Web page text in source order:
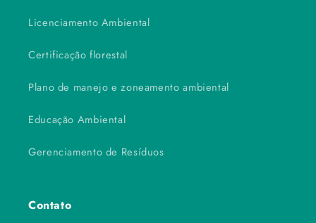
Licenciamento Ambiental
Certificação florestal
Plano de manejo e zoneamento ambiental
Educação Ambiental
Gerenciamento de Resíduos
Contato